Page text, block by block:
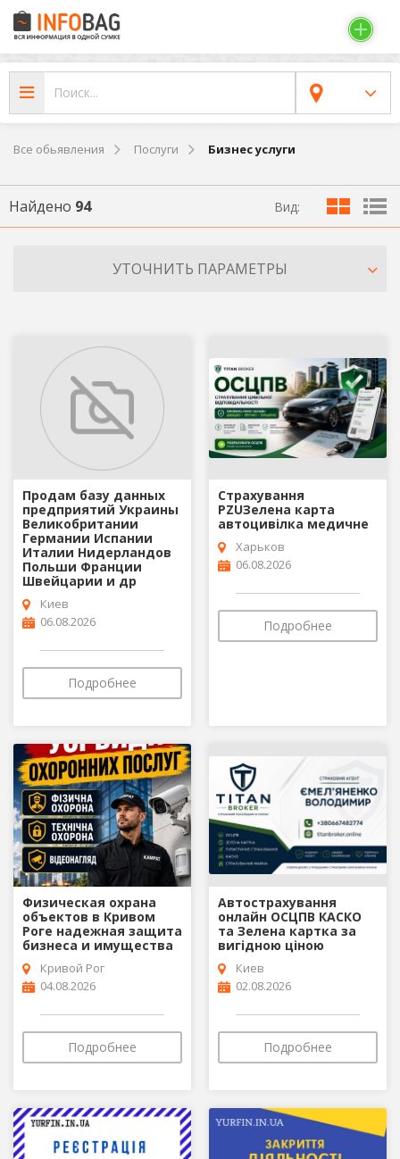
Все обьявления Послуги Бизнес услуги
Найдено 94 Вид:
УТОЧНИТЬ ПАРАМЕТРЫ
Продам базу данных
предприятий Украины
Великобритании
Германии Испании
Италии Нидерландов
Польши Франции
Швейцарии и др
Киев
06.08.2026
Подробнее
Страхування
PZUЗелена карта
автоцивілка медичне
Харьков
06.08.2026
Подробнее
Физическая охрана
объектов в Кривом
Роге надежная защита
бизнеса и имущества
Кривой Рог
04.08.2026
Подробнее
Автострахування
онлайн ОСЦПВ КАСКО
та Зелена картка за
вигідною ціною
Киев
02.08.2026
Подробнее